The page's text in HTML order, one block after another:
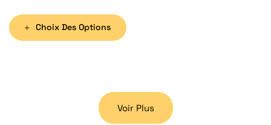
Choix Des Options
Voir Plus